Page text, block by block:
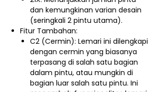
dan kemungkinan varian desain
(seringkali 2 pintu utama).
Fitur Tambahan:
C2 (Cermin): Lemari ini dilengkapi
dengan cermin yang biasanya
terpasang di salah satu bagian
dalam pintu, atau mungkin di
bagian luar salah satu pintu. Ini